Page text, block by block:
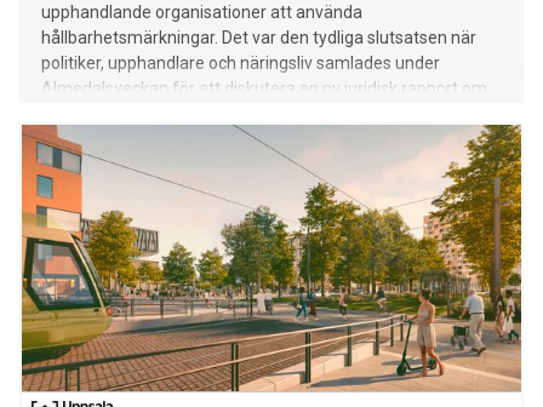
upphandlande organisationer att använda
hållbarhetsmärkningar. Det var den tydliga slutsatsen när
politiker, upphandlare och näringsliv samlades under
Almedalsveckan för att diskutera en ny juridisk rapport om